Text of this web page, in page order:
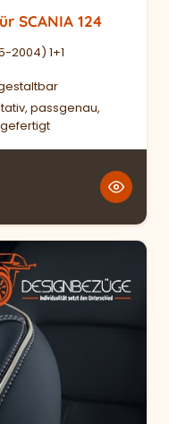
SCANIA 124
2004) 1+1
passgenau,